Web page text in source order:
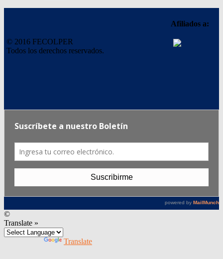
© 2016 FECOLPER
Todos los derechos reservados.
Afiliados a:
©
Translate »
Translate